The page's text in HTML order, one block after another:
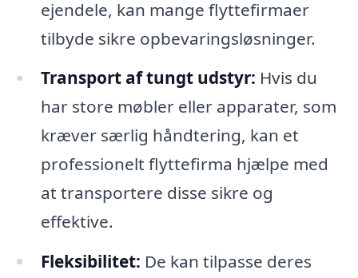
ejendele, kan mange flyttefirmaer
tilbyde sikre opbevaringsløsninger.
Transport af tungt udstyr: Hvis du
har store møbler eller apparater, som
kræver særlig håndtering, kan et
professionelt flyttefirma hjælpe med
at transportere disse sikre og
effektive.
Fleksibilitet: De kan tilpasse deres